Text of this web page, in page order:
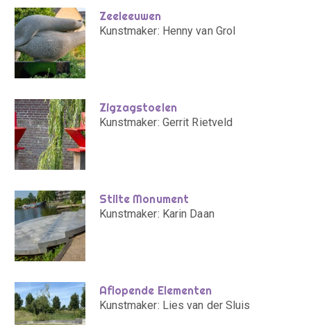
Zeeleeuwen
Kunstmaker: Henny van Grol
Zigzagstoelen
Kunstmaker: Gerrit Rietveld
Stilte Monument
Kunstmaker: Karin Daan
Aflopende Elementen
Kunstmaker: Lies van der Sluis